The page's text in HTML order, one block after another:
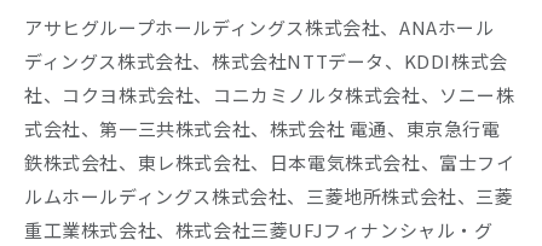
アサヒグループホールディングス株式会社、ANAホール
ディングス株式会社、株式会社NTTデータ、KDDI株式会
社、コクヨ株式会社、コニカミノルタ株式会社、ソニー株
式会社、第一三共株式会社、株式会社 電通、東京急行電
鉄株式会社、東レ株式会社、日本電気株式会社、富士フイ
ルムホールディングス株式会社、三菱地所株式会社、三菱
重工業株式会社、株式会社三菱UFJフィナンシャル・グ